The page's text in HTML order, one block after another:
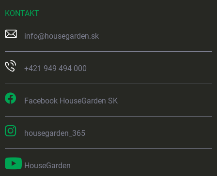
KONTAKT
info@housegarden.sk
+421 949 494 000
Facebook HouseGarden SK
housegarden_365
HouseGarden